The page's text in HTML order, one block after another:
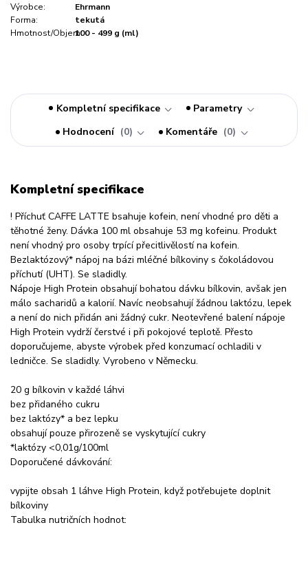
Výrobce:
Ehrmann
Forma:
tekutá
Hmotnost/Objem:100 - 499 g (ml)
Kompletní specifikace
Parametry
Hodnocení
0 Komentáře 0
Kompletní specifikace
! Příchuť CAFFE LATTE bsahuje kofein, není vhodné pro děti a
těhotné ženy. Dávka 100 ml obsahuje 53 mg kofeinu. Produkt
není vhodný pro osoby trpící přecitlivělostí na kofein.
Bezlaktózový* nápoj na bázi mléčné bílkoviny s čokoládovou
příchutí (UHT). Se sladidly.
Nápoje High Protein obsahují bohatou dávku bílkovin, avšak jen
málo sacharidů a kalorií. Navíc neobsahují žádnou laktózu, lepek
a není do nich přidán ani žádný cukr. Neotevřené balení nápoje
High Protein vydrží čerstvé i při pokojové teplotě. Přesto
doporučujeme, abyste výrobek před konzumací ochladili v
ledničce. Se sladidly. Vyrobeno v Německu.
20 g bílkovin v každé láhvi
bez přidaného cukru
bez laktózy* a bez lepku
obsahují pouze přirozeně se vyskytující cukry
*laktózy <0,01g/100ml
Doporučené dávkování:
vypijte obsah 1 láhve High Protein, když potřebujete doplnit
bílkoviny
Tabulka nutričních hodnot: